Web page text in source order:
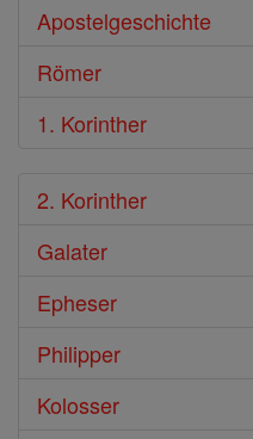
Apostelgeschichte
Römer
1. Korinther
2. Korinther
Galater
Epheser
Philipper
Kolosser